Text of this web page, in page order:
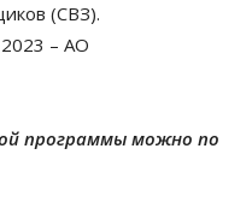
(СВЗ).
2023 – АО
программы можно по